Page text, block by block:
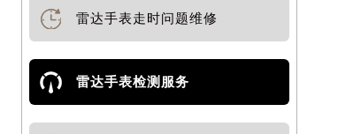
雷达手表走时问题维修
雷达手表检测服务